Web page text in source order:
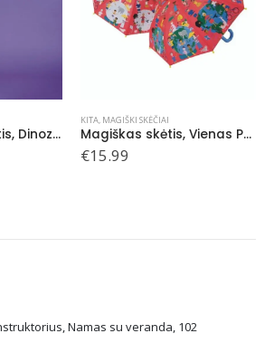
3D magiškas skėtis, Dinozauras
KITA, MAGIŠKI SKĖČIAI
Magiškas skėtis, Vienas Pasaulis
€15.99
Namas su veranda, 102